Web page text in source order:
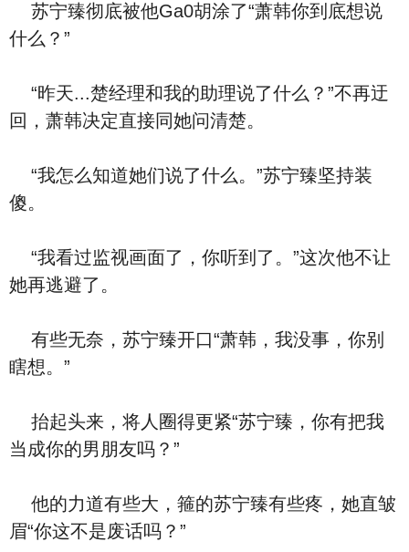
苏宁臻彻底被他Ga0胡涂了“萧韩你到底想说
什么？”
“昨天...楚经理和我的助理说了什么？”不再迂
回，萧韩决定直接同她问清楚。
“我怎么知道她们说了什么。”苏宁臻坚持装
傻。
“我看过监视画面了，你听到了。”这次他不让
她再逃避了。
有些无奈，苏宁臻开口“萧韩，我没事，你别
瞎想。”
抬起头来，将人圈得更紧“苏宁臻，你有把我
当成你的男朋友吗？”
他的力道有些大，箍的苏宁臻有些疼，她直皱
眉“你这不是废话吗？”